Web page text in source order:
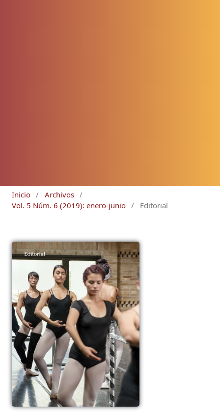
Inicio / Archivos /
Vol. 5 Núm. 6 (2019): enero-junio / Editorial